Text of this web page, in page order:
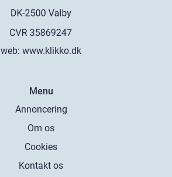
web: www.klikko.dk
Menu
Annoncering
Om os
Cookies
Kontakt os